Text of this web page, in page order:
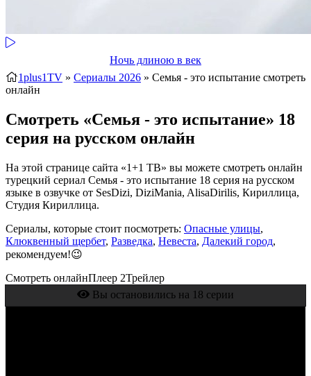
Ночь длиною в век
1plus1TV » Сериалы 2026 » Семья - это испытание смотреть
онлайн
Смотреть «Семья - это испытание» 18
серия на русском онлайн
На этой странице сайта «1+1 ТВ» вы можете смотреть онлайн
турецкий сериал Семья - это испытание 18 серия на русском
языке в озвучке от SesDizi, DiziMania, AlisaDirilis, Кириллица,
Студия Кириллица.
Сериалы, которые стоит посмотреть: Опасные улицы,
Клюквенный щербет, Разведка, Невеста, Далекий город,
рекомендуем!😉
Смотреть онлайнПлеер 2Трейлер
Вы остановились на 18 серии